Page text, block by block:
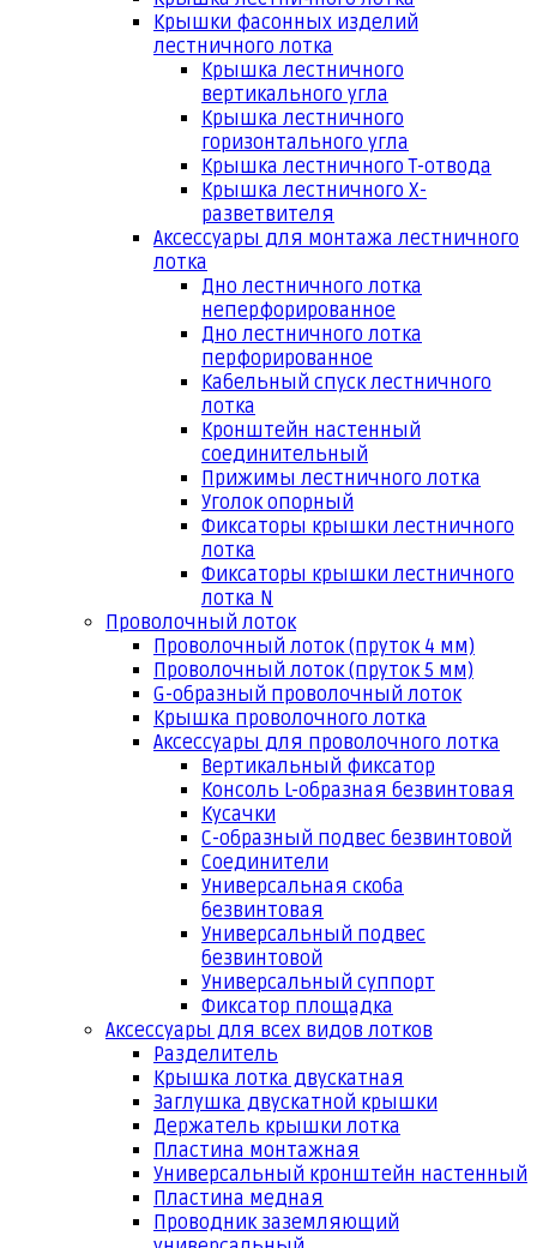
Крышки фасонных изделий
лестничного лотка
Крышка лестничного
вертикального угла
Крышка лестничного
горизонтального угла
Крышка лестничного Т-отвода
Крышка лестничного Х-
разветвителя
Аксессуары для монтажа лестничного
лотка
Дно лестничного лотка
неперфорированное
Дно лестничного лотка
перфорированное
Кабельный спуск лестничного
лотка
Кронштейн настенный
соединительный
Прижимы лестничного лотка
Уголок опорный
Фиксаторы крышки лестничного
лотка
Фиксаторы крышки лестничного
лотка N
Проволочный лоток
Проволочный лоток (пруток 4 мм)
Проволочный лоток (пруток 5 мм)
G-образный проволочный лоток
Крышка проволочного лотка
Аксессуары для проволочного лотка
Вертикальный фиксатор
Консоль L-образная безвинтовая
Кусачки
С-образный подвес безвинтовой
Соединители
Универсальная скоба
безвинтовая
Универсальный подвес
безвинтовой
Универсальный суппорт
Фиксатор площадка
Аксессуары для всех видов лотков
Разделитель
Крышка лотка двускатная
Заглушка двускатной крышки
Держатель крышки лотка
Пластина монтажная
Универсальный кронштейн настенный
Пластина медная
Проводник заземляющий